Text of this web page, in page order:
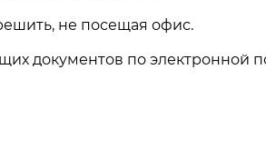
не посещая офис.
документов по электронной